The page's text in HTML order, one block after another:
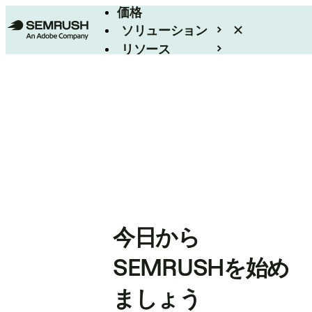
価格
ソリューション
リソース
今日から
SEMRUSHを始め
ましょう